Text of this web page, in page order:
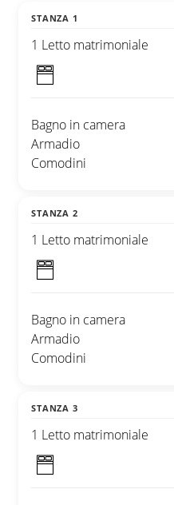
STANZA 1
1 Letto matrimoniale
Bagno in camera
Armadio
Comodini
STANZA 2
1 Letto matrimoniale
Bagno in camera
Armadio
Comodini
STANZA 3
1 Letto matrimoniale